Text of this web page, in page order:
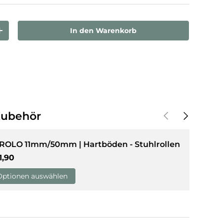
laden
erhöhen In den Warenkorb
VorherigeNächste
11mm/50mm | Hartböden - Stuhlrollen
Preis
auswählen